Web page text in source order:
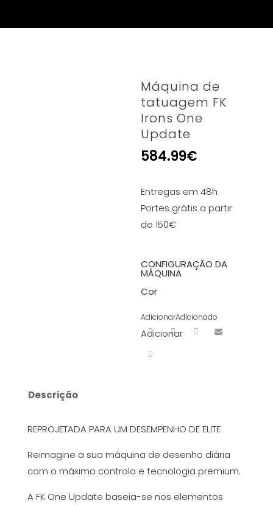
Máquina de
tatuagem FK
Irons One
Update
584.99€
Entregas em 48h
Portes grátis a partir
de 150€
CONFIGURAÇÃO DA
MÁQUINA
Cor
AdicionarAdicionado
Adicionar
Descrição
REPROJETADA PARA UM DESEMPENHO DE ELITE
Reimagine a sua máquina de desenho diária
com o máximo controlo e tecnologia premium.
A FK One Update baseia-se nos elementos